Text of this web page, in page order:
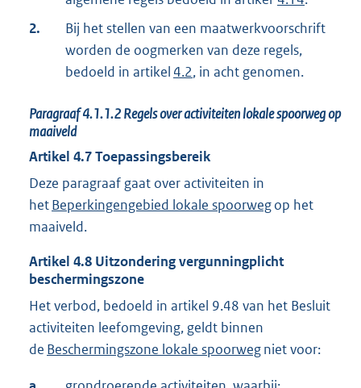
2.
Bij het stellen van een maatwerkvoorschrift
worden de oogmerken van deze regels,
bedoeld in artikel 4.2, in acht genomen.
Paragraaf4.1.1.2Regels over activiteiten lokale spoorweg op
maaiveld
Artikel 4.7Toepassingsbereik
Deze paragraaf gaat over activiteiten in
hetBeperkingengebied lokale spoorwegop het
maaiveld.
Artikel 4.8 Uitzondering vergunningplicht
beschermingszone
Het verbod, bedoeld in artikel 9.48 van het Besluit
activiteiten leefomgeving, geldt binnen
de Beschermingszone lokale spoorwegniet voor: